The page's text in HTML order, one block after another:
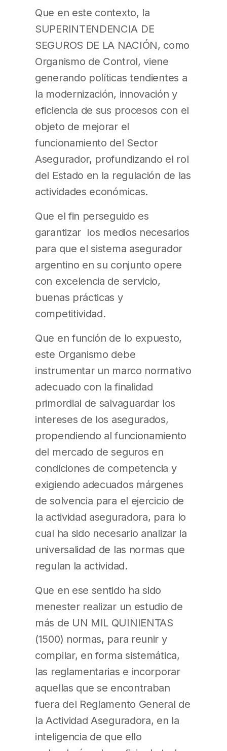
Que en este contexto, la
SUPERINTENDENCIA DE
SEGUROS DE LA NACIÓN, como
Organismo de Control, viene
generando políticas tendientes a
la modernización, innovación y
efi­ciencia de sus procesos con el
objeto de mejorar el
funcionamiento del Sector
Asegurador, profundizando el rol
del Estado en la regulación de las
actividades económicas.
Que el fin perseguido es
garantizar los medios necesarios
para que el sistema asegurador
argentino en su conjunto opere
con excelencia de servicio,
buenas prácticas y
competitividad.
Que en función de lo expuesto,
este Organismo debe
instrumentar un marco normativo
adecuado con la finalidad
primordial de salvaguardar los
intereses de los asegurados,
propendiendo al funcionamiento
del mercado de seguros en
condiciones de competencia y
exigiendo adecuados márgenes
de solvencia para el ejercicio de
la actividad aseguradora, para lo
cual ha sido necesario analizar la
universalidad de las normas que
regulan la actividad.
Que en ese sentido ha sido
menester realizar un estudio de
más de UN MIL QUINIENTAS
(1500) normas, para reunir y
compilar, en forma sistemática,
las reglamentarias e incorporar
aquellas que se encontraban
fuera del Reglamento General de
la Actividad Aseguradora, en la
inteligencia de que ello